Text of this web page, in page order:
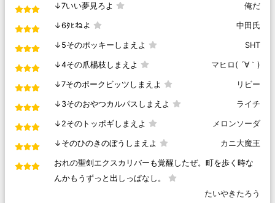
↓7いい夢見ろよ 俺だ
↓6ﾀﾋねよ 中田氏
↓5そのポッキーしまえよ SHT
↓4その爪楊枝しまえよ マヒロ( ´∀｀)
↓7そのポークビッツしまえよ リビー
↓3そのおやつカルパスしまえよ ライチ
↓2そのトッポギしまえよ メロンソーダ
↓そのひのきのぼうしまえよ カニ大魔王
おれの聖剣エクスカリバーも覚醒したぜ。町を歩く時な
んかもうずっと出しっぱなし。
たいやきたろう